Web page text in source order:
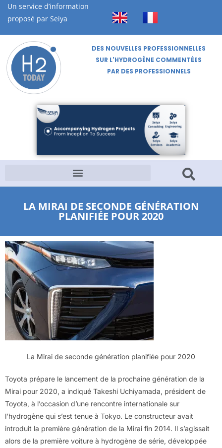
Un service d’information
proposé par Seiya
DES NOUVELLES PROFESSIONNELLES
SUR L'HYDROGÈNE COMMENTÉES
PAR DES PROFESSIONNELS
LA MIRAI DE SECONDE GÉNÉRATION
PLANIFIÉE POUR 2020
La Mirai de seconde génération planifiée pour 2020
Toyota prépare le lancement de la prochaine génération de la
Mirai pour 2020, a indiqué Takeshi Uchiyamada, président de
Toyota, à l’occasion d’une rencontre internationale sur
l’hydrogène qui s’est tenue à Tokyo. Le constructeur avait
introduit la première génération de la Mirai fin 2014. Il s’agissait
alors de la première voiture à hydrogène de série, développée